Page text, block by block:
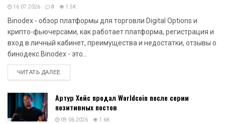
16.07.2026 0 1.5K
Binodex - обзор платформы для торговли Digital Options и
крипто-фьючерсами, как работает платформа, регистрация и
вход в личный кабинет, преимущества и недостатки, отзывы о
бинодекс Binodex - это...
ЧИТАТЬ ДАЛЕЕDETAILS
Артур Хейс продал Worldcoin после серии
позитивных постов
09.06.2026 1.6K